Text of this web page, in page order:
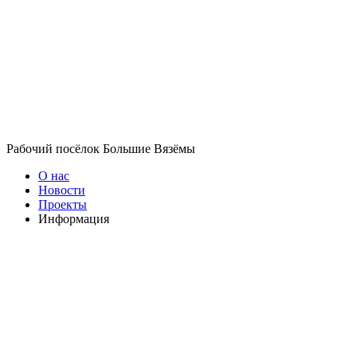
Рабочий посёлок Большие Вязёмы
О нас
Новости
Проекты
Информация